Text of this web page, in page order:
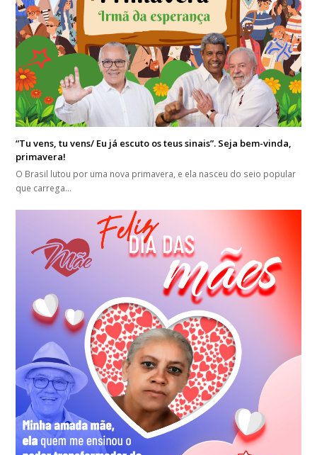
“Tu vens, tu vens/ Eu já escuto os teus sinais”. Seja bem-vinda,
primavera!
O Brasil lutou por uma nova primavera, e ela nasceu do seio popular
que carrega…